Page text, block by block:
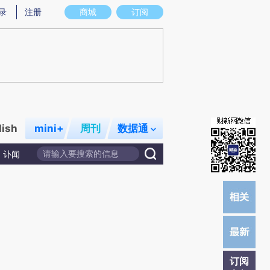
商城 订阅
注册
mini+ 周刊 数据通
讣闻
订阅